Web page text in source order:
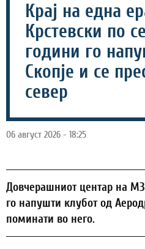
Крај на една
Крстевски по
години го
Скопје и се
север
06 август 2026 - 18:25
Довчерашниот центар на
го напушти клубот од
поминати во него.